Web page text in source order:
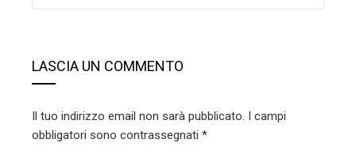
LASCIA UN COMMENTO
Il tuo indirizzo email non sarà pubblicato. I campi
obbligatori sono contrassegnati *